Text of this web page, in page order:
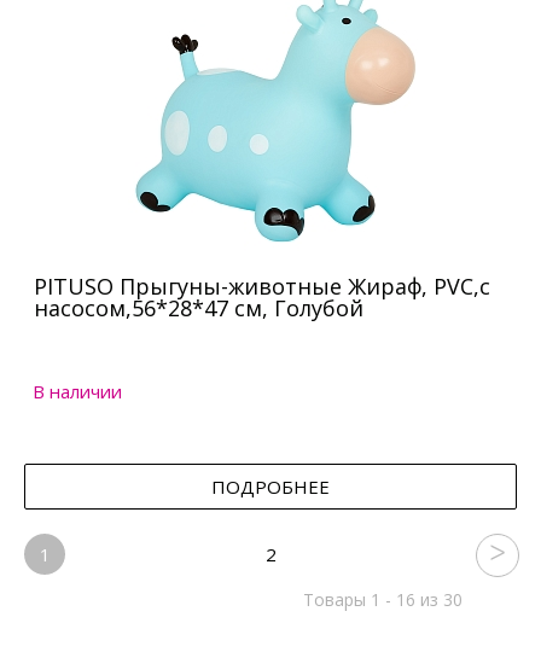
PITUSO Прыгуны-животные Жираф, PVC,с
насосом,56*28*47 см, Голубой
В наличии
ПОДРОБНЕЕ
1 2
Товары 1 - 16 из 30